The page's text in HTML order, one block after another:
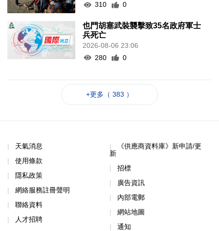
310
0
也門胡塞武裝襲擊致35名政府軍士
兵死亡
2026-08-06 23:06
280
0
+更多（ 383 ）
天氣消息
使用條款
隱私政策
網絡服務註冊聲明
聯絡資料
人才招聘
《供應商資料庫》新申請/更
新
招標
廣告資訊
內部電郵
網站地圖
通知